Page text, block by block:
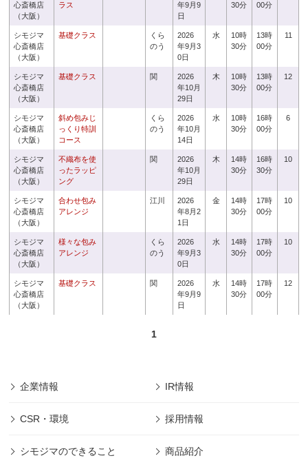
心斎橋店
（大阪）
ラス
年9月9
日
30分
00分
シモジマ
心斎橋店
（大阪）
基礎クラス
くら
のう
2026
年9月3
0日
水
10時
30分
13時
00分
11
シモジマ
心斎橋店
（大阪）
基礎クラス 関
2026
年10月
29日
木
10時
30分
13時
00分
12
シモジマ
心斎橋店
（大阪）
斜め包みじ
っくり特訓
コース
くら
のう
2026
年10月
14日
水
10時
30分
16時
00分
6
シモジマ
心斎橋店
（大阪）
不織布を使
ったラッピ
ング
関
2026
年10月
29日
木
14時
30分
16時
30分
10
シモジマ
心斎橋店
（大阪）
合わせ包み
アレンジ
江川
2026
年8月2
1日
金
14時
30分
17時
00分
10
シモジマ
心斎橋店
（大阪）
様々な包み
アレンジ
くら
のう
2026
年9月3
0日
水
14時
30分
17時
00分
10
シモジマ
心斎橋店
（大阪）
基礎クラス 関
2026
年9月9
日
水
14時
30分
17時
00分
12
1
企業情報 IR情報
CSR・環境 採用情報
シモジマのできること 商品紹介